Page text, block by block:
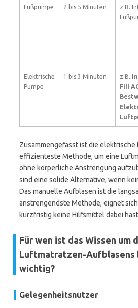
Fußpumpe 2 bis 5 Minuten
z.B.
Elektrische
Pumpe
1 bis 3 Minuten z.B.
Fill
Zusammengefasst ist die elektrische
effizienteste Methode, um eine
ohne körperliche Anstrengung
sind eine solide Alternative, wenn
Das manuelle Aufblasen ist die
anstrengendste Methode, eignet
kurzfristig keine Hilfsmittel dabei
Für wen ist das Wissen um
Luftmatratzen-Aufblasens
wichtig?
Gelegenheitsnutzer